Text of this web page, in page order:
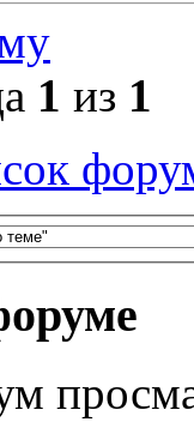
1 из 1